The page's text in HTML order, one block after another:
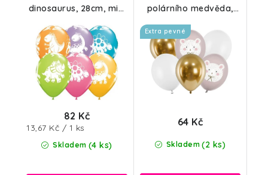
dinosaurus, 28cm, mix,
Skladem (4 ks)
82 Kč
Měrná
cena:
13,67 Kč / 1 ks
polárního medvěda,
Extra pevné
Skladem (2 ks)
64 Kč